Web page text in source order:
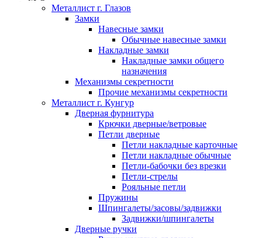
Металлист г. Глазов
Замки
Навесные замки
Обычные навесные замки
Накладные замки
Накладные замки общего
назначения
Механизмы секретности
Прочие механизмы секретности
Металлист г. Кунгур
Дверная фурнитура
Крючки дверные/ветровые
Петли дверные
Петли накладные карточные
Петли накладные обычные
Петли-бабочки без врезки
Петли-стрелы
Рояльные петли
Пружины
Шпингалеты/засовы/задвижки
Задвижки/шпингалеты
Дверные ручки